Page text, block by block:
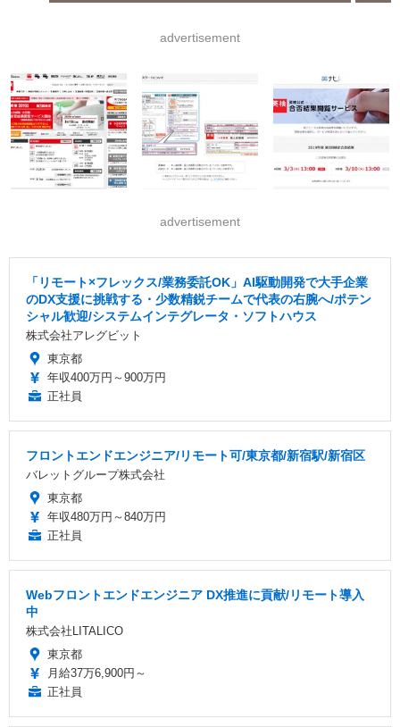
advertisement
advertisement
「リモート×フレックス/業務委託OK」AI駆動開発で大手企業
のDX支援に挑戦する・少数精鋭チームで代表の右腕へ/ポテン
シャル歓迎/システムインテグレータ・ソフトハウス
株式会社アレグビット
東京都
年収400万円～900万円
正社員
フロントエンドエンジニア/リモート可/東京都/新宿駅/新宿区
バレットグループ株式会社
東京都
年収480万円～840万円
正社員
Webフロントエンドエンジニア DX推進に貢献/リモート導入
中
株式会社LITALICO
東京都
月給37万6,900円～
正社員